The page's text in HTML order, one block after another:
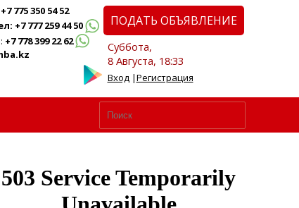
+7 775 350 54 52
+7 777 259 44 50
+7 778 399 22 62
ПОДАТЬ ОБЪЯВЛЕНИЕ
Суббота,
8 Августа, 18:33
Вход|Регистрация